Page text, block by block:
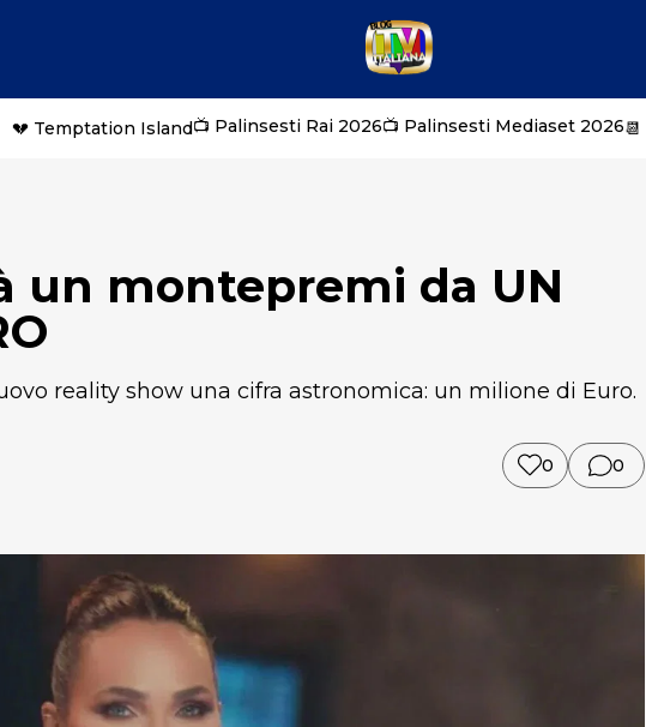
💔 Temptation Island📺 Palinsesti Rai 2026📺 Palinsesti Mediaset 2026
un montepremi da UN
reality show una cifra astronomica: un milione di Euro.
0 0